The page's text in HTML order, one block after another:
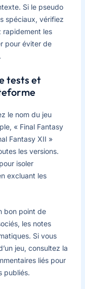
Si le pseudo
spéciaux, vérifiez
rapidement les
pour éviter de
tests et
le nom du jeu
« Final Fantasy
Fantasy XII »
les versions.
isoler
excluant les
bon point de
les notes
Si vous
jeu, consultez la
liés pour
publiés.